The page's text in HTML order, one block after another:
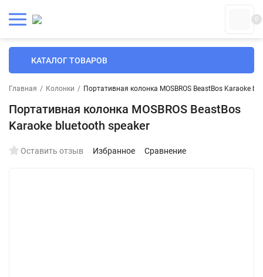
0
КАТАЛОГ ТОВАРОВ
Главная / Колонки / Портативная колонка MOSBROS BeastBos Karaoke
Портативная колонка MOSBROS BeastBos
Karaoke bluetooth speaker
Оставить отзыв Избранное Сравнение